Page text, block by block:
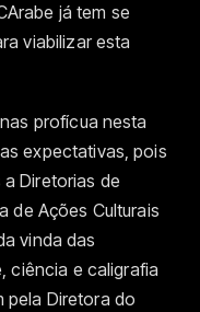
já tem se
viabilizar esta
profícua nesta
expectativas, pois
Diretorias de
de Ações Culturais
vinda das
ciência e caligrafia
pela Diretora do